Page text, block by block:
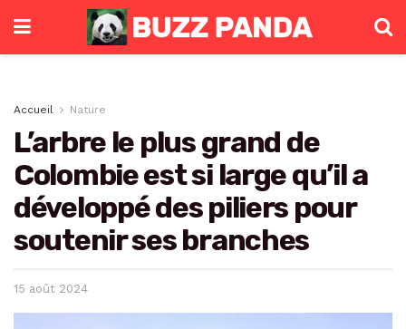
Accueil Nature
L’arbre le plus grand de
Colombie est si large qu’il a
développé des piliers pour
soutenir ses branches
15 août 2024